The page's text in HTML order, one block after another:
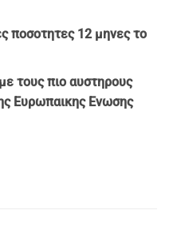
ποσοτητες 12 μηνες το
τους πιο αυστηρους
Ευρωπαικης Ενωσης